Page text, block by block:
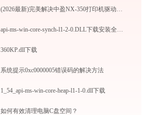
(2026最新)完美解决中盈NX-350打印机驱动安装困扰，全面下载安装教程
api-ms-win-core-synch-l1-2-0.DLL下载安装全攻略 - 官方免费32/64位系统修复指南
360KP.dll下载
系统提示0xc0000005错误码的解决方法
1_54_api-ms-win-core-heap-l1-1-0.dll下载
如何有效清理电脑C盘空间？